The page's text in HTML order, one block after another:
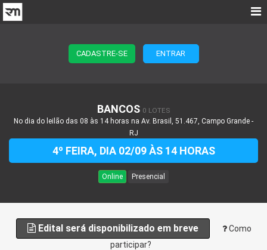
CADASTRE-SE ENTRAR
BANCOS 0 LOTES
No dia do leilão das 08 às 14 horas na Av. Brasil, 51.467, Campo Grande -
RJ
4º FEIRA, DIA 02/09 ÀS 14 HORAS
Online Presencial
Edital será disponibilizado em breve
Como
participar?